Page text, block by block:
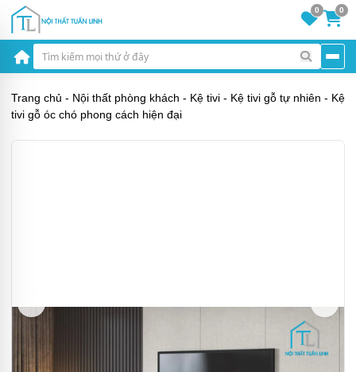
0 0
Trang chủ - Nội thất phòng khách - Kệ tivi - Kệ tivi gỗ tự nhiên - Kệ
tivi gỗ óc chó phong cách hiện đại